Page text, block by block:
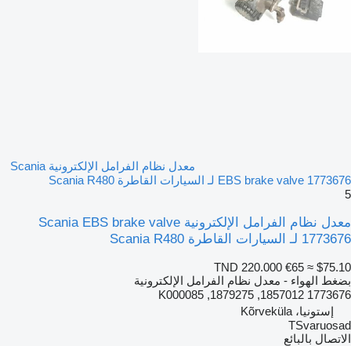
معدل نظام الفرامل الإلكترونية Scania
EBS brake valve 1773676 لـ السيارات القاطرة Scania R480
5
معدل نظام الفرامل الإلكترونية Scania EBS brake valve
1773676 لـ السيارات القاطرة Scania R480
TND 220.000 €65 ≈ $75.10
بضغط الهواء - معدل نظام الفرامل الإلكترونية
1773676 1857012, 1879275, K000085
إستونيا، Kõrveküla
TSvaruosad
الاتصال بالبائع